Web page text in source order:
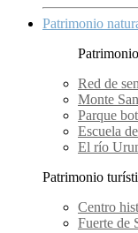
Patrimonio
Red de
Monte
Parque
Escuela
El río
Patrimonio
Centro
Fuerte de